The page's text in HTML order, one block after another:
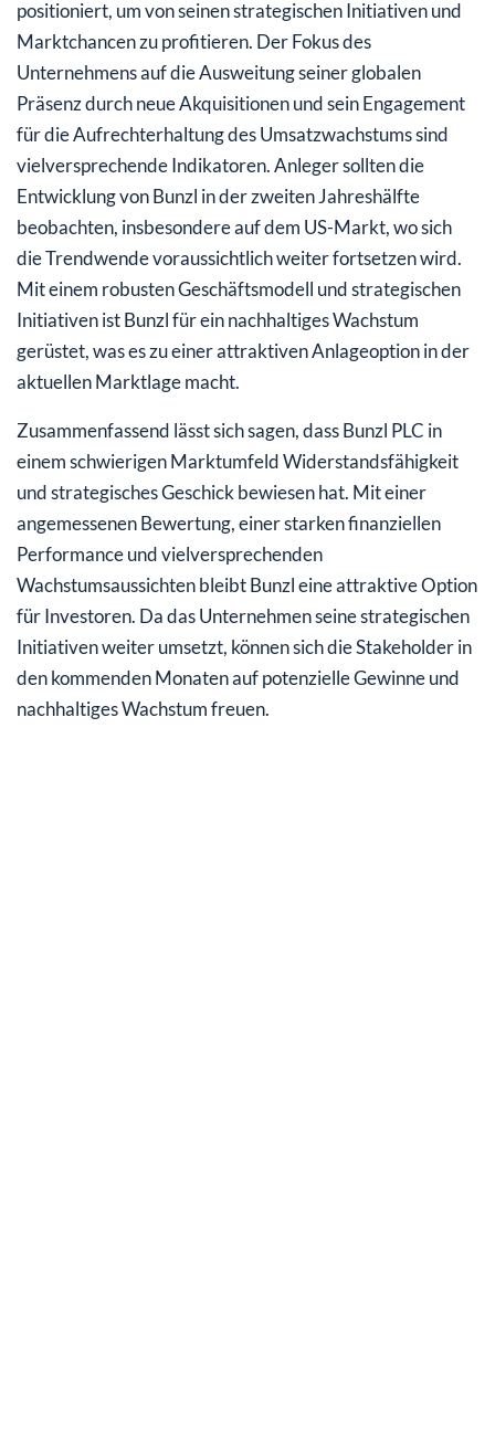
positioniert, um von seinen strategischen Initiativen und
Marktchancen zu profitieren. Der Fokus des
Unternehmens auf die Ausweitung seiner globalen
Präsenz durch neue Akquisitionen und sein Engagement
für die Aufrechterhaltung des Umsatzwachstums sind
vielversprechende Indikatoren. Anleger sollten die
Entwicklung von Bunzl in der zweiten Jahreshälfte
beobachten, insbesondere auf dem US-Markt, wo sich
die Trendwende voraussichtlich weiter fortsetzen wird.
Mit einem robusten Geschäftsmodell und strategischen
Initiativen ist Bunzl für ein nachhaltiges Wachstum
gerüstet, was es zu einer attraktiven Anlageoption in der
aktuellen Marktlage macht.
Zusammenfassend lässt sich sagen, dass Bunzl PLC in
einem schwierigen Marktumfeld Widerstandsfähigkeit
und strategisches Geschick bewiesen hat. Mit einer
angemessenen Bewertung, einer starken finanziellen
Performance und vielversprechenden
Wachstumsaussichten bleibt Bunzl eine attraktive Option
für Investoren. Da das Unternehmen seine strategischen
Initiativen weiter umsetzt, können sich die Stakeholder in
den kommenden Monaten auf potenzielle Gewinne und
nachhaltiges Wachstum freuen.